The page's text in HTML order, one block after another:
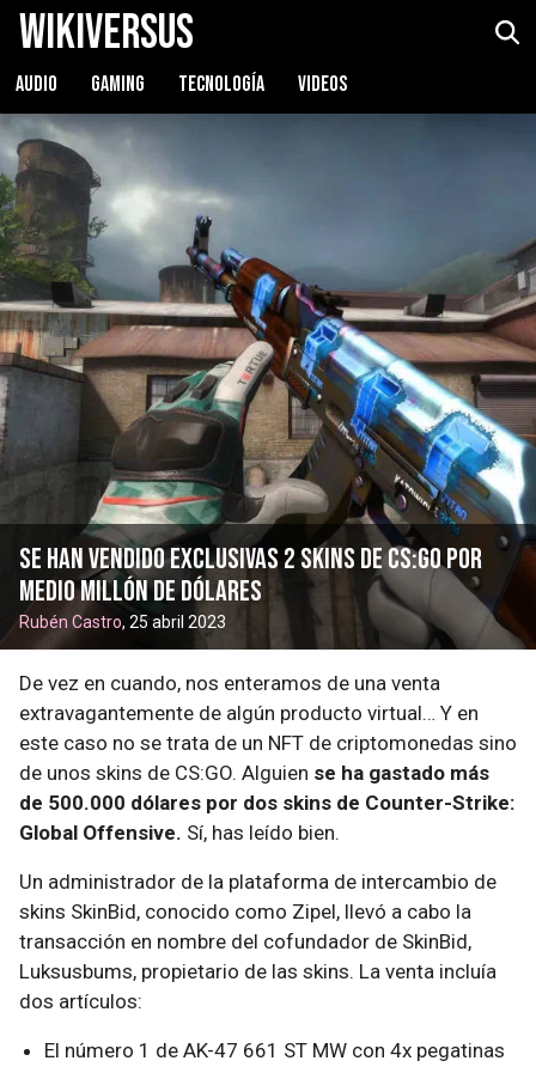
WikiVersus
AUDIO GAMING TECNOLOGÍA VIDEOS
Se han vendido exclusivas 2 skins de CS:GO por
medio millón de dólares
Rubén Castro, 25 abril 2023
De vez en cuando, nos enteramos de una venta
extravagantemente de algún producto virtual… Y en
este caso no se trata de un NFT de criptomonedas sino
de unos skins de CS:GO. Alguien se ha gastado más
de 500.000 dólares por dos skins de Counter-Strike:
Global Offensive. Sí, has leído bien.
Un administrador de la plataforma de intercambio de
skins SkinBid, conocido como Zipel, llevó a cabo la
transacción en nombre del cofundador de SkinBid,
Luksusbums, propietario de las skins. La venta incluía
dos artículos:
El número 1 de AK-47 661 ST MW con 4x pegatinas